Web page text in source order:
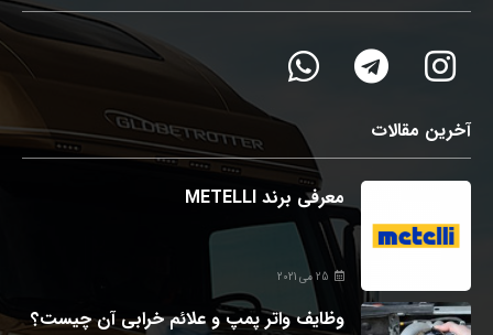
آخرین مقالات
معرفی برند METELLI
25 می 2021
وظایف واتر پمپ و علائم خرابی آن چیست؟